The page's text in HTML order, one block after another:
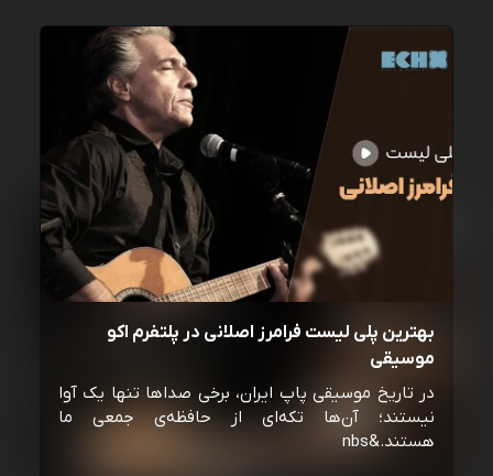
بهترین پلی لیست فرامرز اصلانی در پلتفرم اکو
موسیقی
در تاریخ موسیقی پاپ ایران، برخی صداها تنها یک آوا
نیستند؛ آن‌ها تکه‌ای از حافظه‌ی جمعی ما
هستند.&nbs